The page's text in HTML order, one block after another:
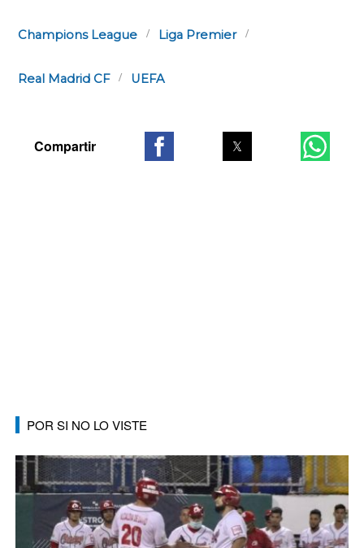
Champions League Liga Premier
Real Madrid CF UEFA
POR SI NO LO VISTE